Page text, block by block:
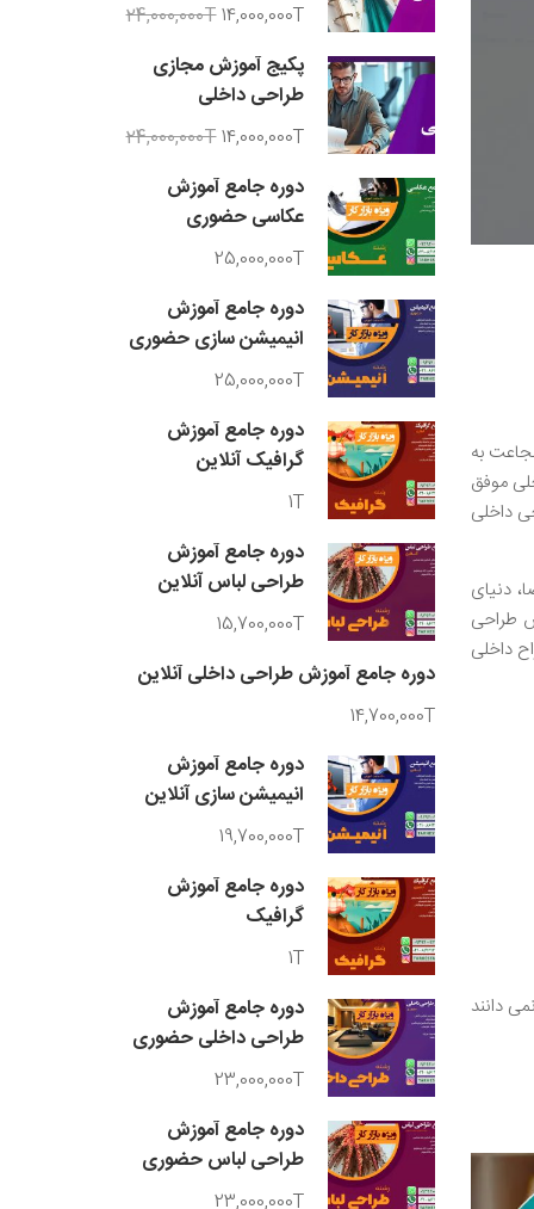
به
موفق
داخلی
دنیای
طراحی
داخلی
دانند
24,000,000T14,000,000T
پکیج آموزش مجازی
طراحی داخلی
24,000,000T14,000,000T
دوره جامع آموزش
عکاسی حضوری
25,000,000T
دوره جامع آموزش
انیمیشن سازی حضوری
25,000,000T
دوره جامع آموزش
گرافیک آنلاین
1T
دوره جامع آموزش
طراحی لباس آنلاین
15,700,000T
دوره جامع آموزش طراحی داخلی آنلاین
14,700,000T
دوره جامع آموزش
انیمیشن سازی آنلاین
19,700,000T
دوره جامع آموزش
گرافیک
1T
دوره جامع آموزش
طراحی داخلی حضوری
23,000,000T
دوره جامع آموزش
طراحی لباس حضوری
23,000,000T